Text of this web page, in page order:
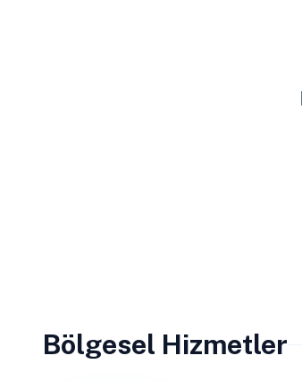
Bölgesel Hizmetler